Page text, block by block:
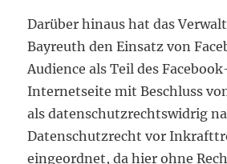
Darüber hinaus hat das
Bayreuth den Einsatz von
Audience als Teil des
Internetseite mit Beschluss
als datenschutzrechtswidrig
Datenschutzrecht vor
eingeordnet, da hier ohne